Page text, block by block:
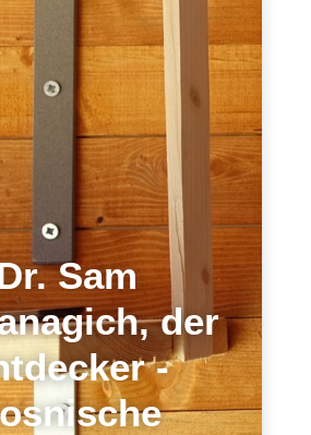
Sam
der
-